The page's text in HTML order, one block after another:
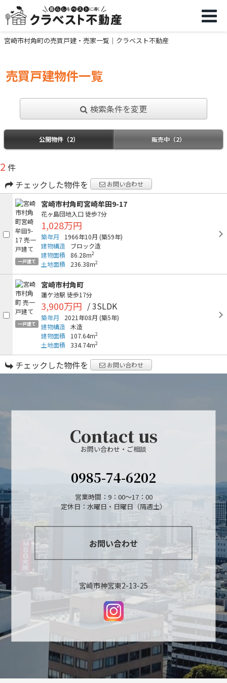
宮崎市村角町の売買戸建・売家一覧｜クラベスト不動産
売買戸建物件一覧
検索条件を変更
公開物件（2） 販売中（2）
2 件
チェックした物件を
お問い合わせ
一戸建て
宮崎市村角町宮崎牟田9-17
花ヶ島団地入口 徒歩7分
1,028万円
築年月 1966年10月 (築59年)
建物構造
ブロック造
建物面積
86.28m2
土地面積 236.38m2
一戸建て
宮崎市村角町
蓮ケ池駅 徒歩17分
3,900万円 / 3SLDK
築年月 2021年08月 (築5年)
建物構造 木造
建物面積
107.64m2
土地面積 334.74m2
チェックした物件を お問い合わせ
Contact us
お問い合わせ・ご相談
0985-74-6202
営業時間：9：00～17：00
定休日：水曜日・日曜日（隔週土）
お問い合わせ
宮崎市神宮東2-13-25